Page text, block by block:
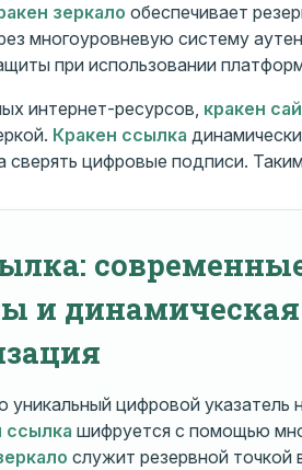
зеркало обеспечивает
многоуровневую систему
при использовании
интернет-ресурсов, кракен
Кракен ссылка
сверять цифровые подписи.
и динамическая
уникальный цифровой указатель
ссылка шифруется с помощью
служит резервной точкой